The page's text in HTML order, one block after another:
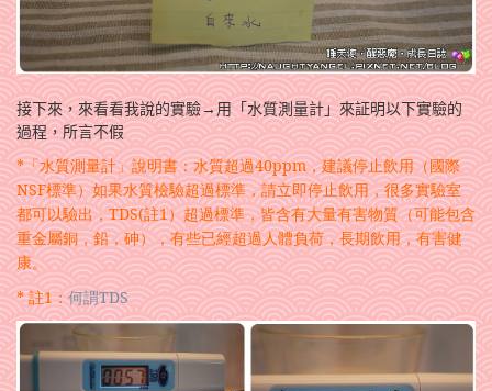
接下來，來看看我說的實驗→用「水質測量計」來証明以下實驗的
過程，所言不假
*「水質測量計」說明書：水質超過40ppm，建議停止飲用（國際
NSF標準）如果水質檢驗超過標準，請立即停止飲用，很多實驗室
都可以驗出，TDS(註1）超過標準，皆含有大量有害物質（可能包含
重金屬銅，鉛，砷），有些已經超過人體負荷，長期飲用，有害健
康。
* 註1：何謂TDS